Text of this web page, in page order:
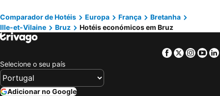
Garden Hotel
Brit Hotel Ker Lann Aeroport - Parc Expo
ibis budget Rennes Route de Lorient
Hôtel Kyriad Rennes Centre Gare
Hôtel Lanjuinais
Mercure Rennes Centre Place Bretagne
Hotel Le Sevigne - Sure Hotel Collection by Best Western
Hotel des Lices
The Originals City, Hôtel Rennes Sud
Comparador de Hotéis Europa França
Bretanha
Ille-et-Vilaine
Bruz Hotéis económicos em Bruz
Facebook
Twitter
Selecione o seu país
Adicionar no Google